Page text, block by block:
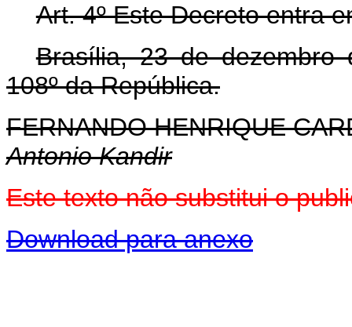
Art. 4º Este Decreto entra
Brasília, 23 de dezembro
108º da República.
FERNANDO HENRIQUE
Antonio Kandir
Este texto não substitui o
Download para anexo